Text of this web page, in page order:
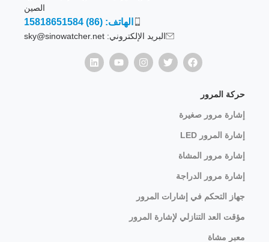
الصين
الهاتف: (86) 15818651584
البريد الإلكتروني: sky@sinowatcher.net
حركة المرور
إشارة مرور صغيرة
إشارة المرور LED
إشارة مرور المشاة
إشارة مرور الدراجة
جهاز التحكم في إشارات المرور
مؤقت العد التنازلي لإشارة المرور
معبر مشاة